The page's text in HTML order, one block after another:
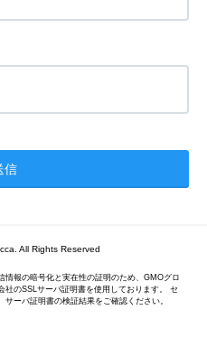
All Rights Reserved
情報の暗号化と実在性の証明のため、GMOグロ
社のSSLサーバ証明書を使用しております。 セ
サーバ証明書の検証結果をご確認ください。